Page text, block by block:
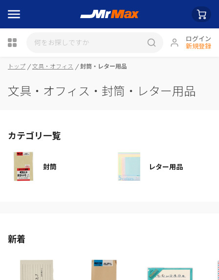
ログイン
新規登録
瓶詰
トップ 文具・オフィス 封筒・レター用品
文具・オフィス・封筒・レター用品
カテゴリ一覧
封筒 レター用品
新着